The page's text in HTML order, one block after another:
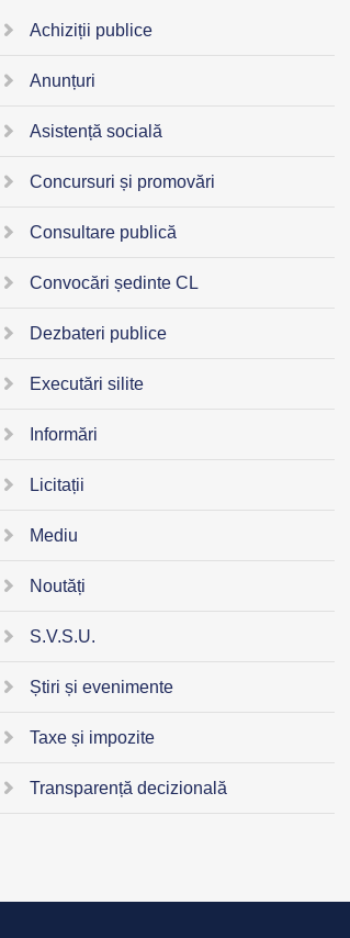
Achiziții publice
Anunțuri
Asistență socială
Concursuri și promovări
Consultare publică
Convocări ședinte CL
Dezbateri publice
Executări silite
Informări
Licitații
Mediu
Noutăți
S.V.S.U.
Știri și evenimente
Taxe și impozite
Transparență decizională